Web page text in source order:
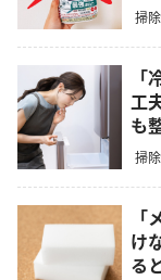
掃
工
も
掃
け
る